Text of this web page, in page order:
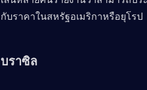
กับราคาในสหรัฐอเมริกาหรือยุโรป
บราซิล